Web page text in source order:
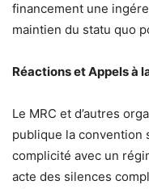
financement une
maintien du statu quo
Réactions et Appels à
Le MRC et d’autres
publique la convention
complicité avec un
acte des silences